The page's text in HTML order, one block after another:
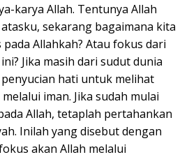
karya Allah. Tentunya Allah
sekarang bagaimana kita
Allahkah? Atau fokus dari
Jika masih dari sudut dunia
hati untuk melihat
iman. Jika sudah mulai
Allah, tetaplah pertahankan
Inilah yang disebut dengan
akan Allah melalui